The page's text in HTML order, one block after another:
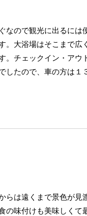
なので観光に出るには
。大浴場はそこまで
。チェックイン・アウ
したので、車の方は１
らは遠くまで景色が見
の味付けも美味しくて